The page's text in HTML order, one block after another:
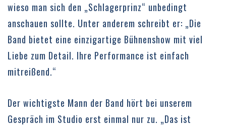
wieso man sich den „Schlagerprinz“ unbedingt
anschauen sollte. Unter anderem schreibt er: „Die
Band bietet eine einzigartige Bühnenshow mit viel
Liebe zum Detail. Ihre Performance ist einfach
mitreißend.“
Der wichtigste Mann der Band hört bei unserem
Gespräch im Studio erst einmal nur zu. „Das ist